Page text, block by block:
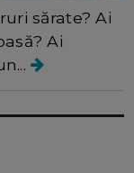
sărate? Ai
Ai